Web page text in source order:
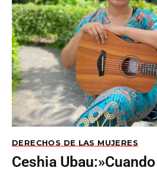
DERECHOS DE LAS MUJERES
Ceshia